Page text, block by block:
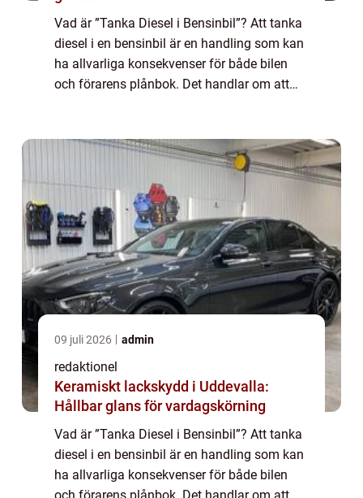
Vad är ”Tanka Diesel i Bensinbil”? Att tanka
diesel i en bensinbil är en handling som kan
ha allvarliga konsekvenser för både bilen
och förarens plånbok. Det handlar om att
09 juli 2026 admin
redaktionel
Keramiskt lackskydd i Uddevalla:
Hållbar glans för vardagskörning
Vad är ”Tanka Diesel i Bensinbil”? Att tanka
diesel i en bensinbil är en handling som kan
ha allvarliga konsekvenser för både bilen